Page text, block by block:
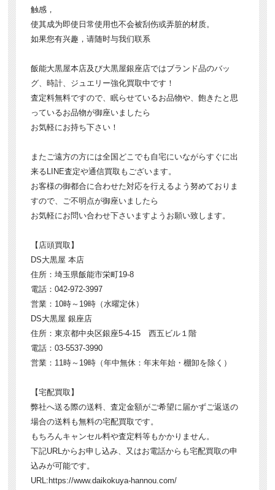
触感，
使其成为即使日常使用也不会被刮伤或弄脏的材质。
如果您有兴趣，请随时与我们联系
飯能大黒屋本店及び大黒屋銀座店ではブランド品のバッ
グ、時計、ジュエリー強化買取中です！
査定料無料ですので、眠らせているお品物や、飽きたと思
っているお品物が御座いましたら
お気軽にお持ち下さい！
またご遠方の方には全国どこでも自宅にいながらすぐに出
来るLINE査定や通信買取もございます。
お客様の御都合に合わせた対応を行えるよう努めておりま
すので、ご不明点が御座いましたら
お気軽にお問い合わせ下さいますようお願い致します。
【店頭買取】
DS大黒屋 本店
住所：埼玉県飯能市栄町19-8
電話：042-972-3997
営業：10時～19時（水曜定休）
DS大黒屋 銀座店
住所：東京都中央区銀座5-4-15 西五ビル１階
電話：03-5537-3990
営業：11時～19時（年中無休：年末年始・棚卸を除く）
【宅配買取】
弊社へ送る際の送料、査定金額がご希望に届かずご返送の
場合の送料も無料の宅配買取です。
もちろんキャンセル料や査定料等もかかりません。
下記URLからお申し込み、又はお電話からも宅配買取の申
込みが可能です。
URL:https://www.daikokuya-hannou.com/